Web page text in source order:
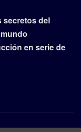
secretos del
en serie de